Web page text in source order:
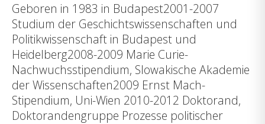
Geboren in 1983 in Budapest2001-2007
Studium der Geschichtswissenschaften und
Politikwissenschaft in Budapest und
Heidelberg2008-2009 Marie Curie-
Nachwuchsstipendium, Slowakische Akademie
der Wissenschaften2009 Ernst Mach-
Stipendium, Uni-Wien 2010-2012 Doktorand,
Doktorandengruppe Prozesse politischer